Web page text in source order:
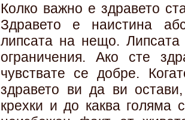
Колко важно е здравето
Здравето е наистина
липсата на нещо.
ограничения. Ако сте
чувствате се добре.
здравето ви да ви
крехки и до каква голяма